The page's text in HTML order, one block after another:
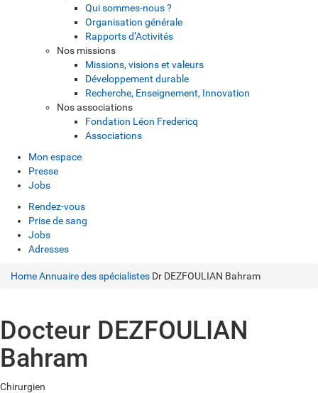
Qui sommes-nous ?
Organisation générale
Rapports d’Activités
Nos missions
Missions, visions et valeurs
Développement durable
Recherche, Enseignement, Innovation
Nos associations
Fondation Léon Fredericq
Associations
Mon espace
Presse
Jobs
Rendez-vous
Prise de sang
Jobs
Adresses
HomeAnnuaire des spécialistes Dr DEZFOULIAN Bahram
Docteur DEZFOULIAN
Bahram
Chirurgien